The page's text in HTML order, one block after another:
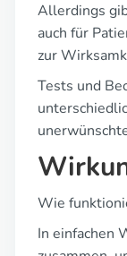
Allerdings
auch für
zur
Tests und
Wie
In einfachen